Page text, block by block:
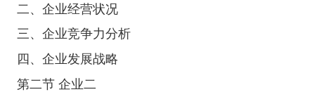
二、企业经营状况
三、企业竞争力分析
四、企业发展战略
第二节 企业二